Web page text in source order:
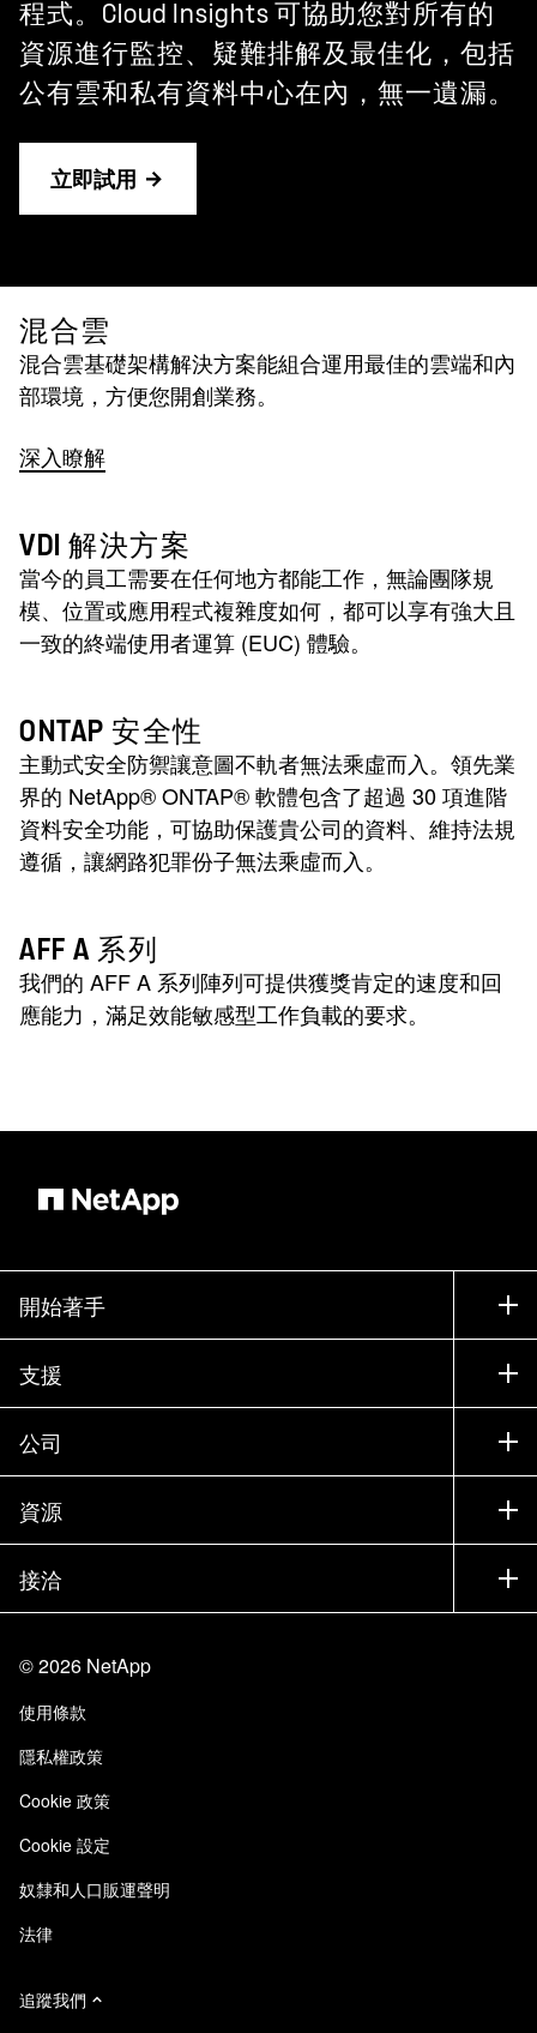
程式。Cloud Insights 可協助您對所有的
資源進行監控、疑難排解及最佳化，包括
公有雲和私有資料中心在內，無一遺漏。
立即試用
混合雲
混合雲基礎架構解決方案能組合運用最佳的雲端和內
部環境，方便您開創業務。
深入瞭解
VDI 解決方案
當今的員工需要在任何地方都能工作，無論團隊規
模、位置或應用程式複雜度如何，都可以享有強大且
一致的終端使用者運算 (EUC) 體驗。
ONTAP 安全性
主動式安全防禦讓意圖不軌者無法乘虛而入。領先業
界的 NetApp® ONTAP® 軟體包含了超過 30 項進階
資料安全功能，可協助保護貴公司的資料、維持法規
遵循，讓網路犯罪份子無法乘虛而入。
AFF A 系列
我們的 AFF A 系列陣列可提供獲獎肯定的速度和回
應能力，滿足效能敏感型工作負載的要求。
開始著手
如何購買
聯絡銷售人員
尋找合作夥伴
試用產品
執行簡報
產品（依英文字母順序排列）
支援
支援
訓練
說明文件
知識庫
社群
學習
公司
公司
合作夥伴
工作機會
信任中心
責任與永續
品質認證
NetApp Instaclustr
資源
新聞
活動
部落格
客戶使用經驗
客戶成功案例
接洽
網站意見反應
存取性
電子郵件訂閱
©2026 NetApp
使用條款
隱私權政策
Cookie 政策
Cookie 設定
奴隸和人口販運聲明
法律
追蹤我們